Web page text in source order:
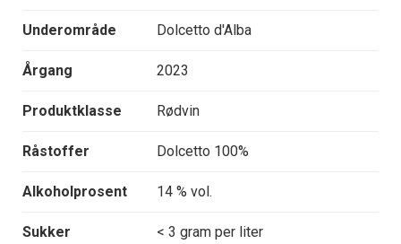
Underområde Dolcetto d'Alba
Årgang 2023
Produktklasse Rødvin
Råstoffer Dolcetto 100%
Alkoholprosent 14 % vol.
Sukker < 3 gram per liter